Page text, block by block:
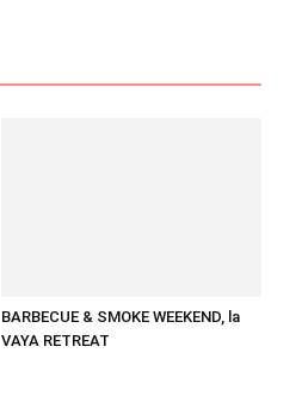
BARBECUE & SMOKE WEEKEND, la
VAYA RETREAT